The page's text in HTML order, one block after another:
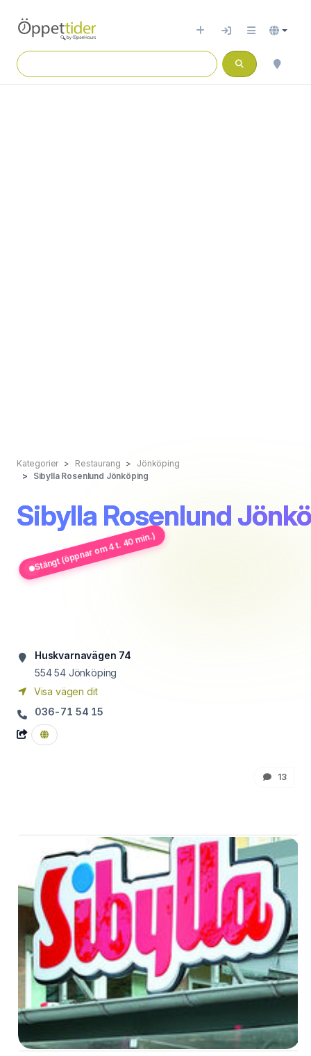
Kategorier Restaurang
Jönköping
Sibylla Rosenlund Jönköping
Sibylla Rosenlund
Stängt (öppnar om 4 t. 40 min.)
Huskvarnavägen 74
554 54 Jönköping
Visa vägen dit
036-71 54 15
13